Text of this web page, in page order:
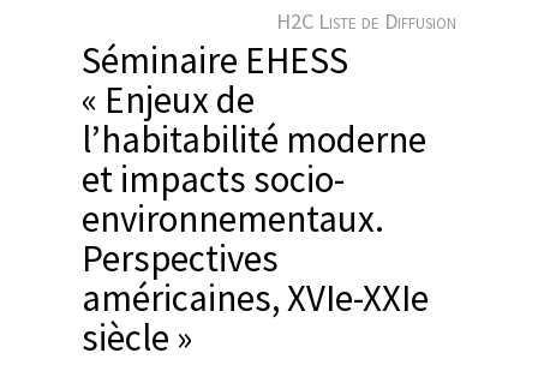
r
H2C Liste de Diffusion
Séminaire EHESS
« Enjeux de
l’habitabilité moderne
et impacts socio-
environnementaux.
Perspectives
américaines, XVIe-XXIe
siècle »